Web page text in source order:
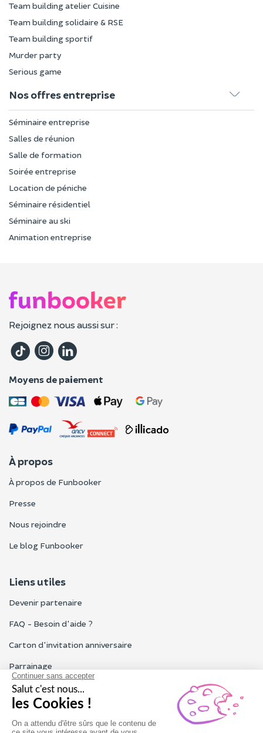
Team building atelier Cuisine
Team building solidaire & RSE
Team building sportif
Murder party
Serious game
Nos offres entreprise
Séminaire entreprise
Salles de réunion
Salle de formation
Soirée entreprise
Location de péniche
Séminaire résidentiel
Séminaire au ski
Animation entreprise
Rejoignez nous aussi sur :
Moyens de paiement
À propos
À propos de Funbooker
Presse
Nous rejoindre
Le blog Funbooker
Liens utiles
Devenir partenaire
FAQ - Besoin d'aide ?
Carton d'invitation anniversaire
Parrainage
Tous les avis Funbooker
Particuliers, entreprises, professionnels